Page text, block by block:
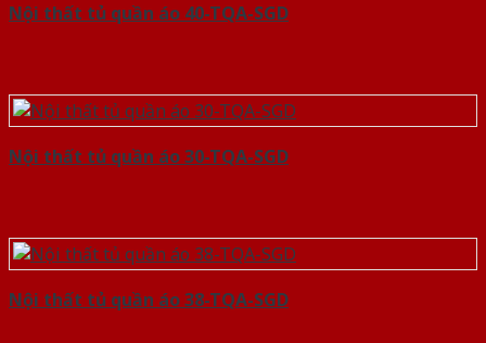
Nội thất tủ quần áo 40-TQA-SGD
Nội thất tủ quần áo 30-TQA-SGD
Nội thất tủ quần áo 38-TQA-SGD